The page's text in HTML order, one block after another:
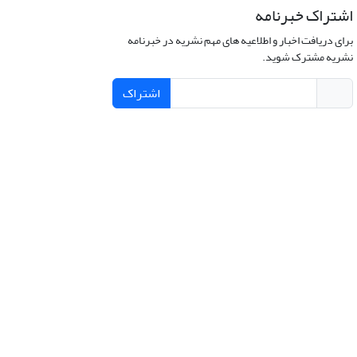
اشتراک خبرنامه
برای دریافت اخبار و اطلاعیه های مهم نشریه در خبرنامه
نشریه مشترک شوید.
اشتراک